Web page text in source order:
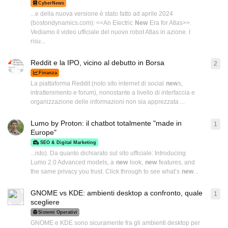
CyberNews
...e della nuova versione è stato fatto ad aprile 2024
(bostondynamics.com): <<An Electric New Era for Atlas>>.
Vediamo il video ufficiale del nuovo robot Atlas in azione. I
risu...
Reddit e la IPO, vicino al debutto in Borsa
Finanza
La piattaforma Reddit (noto sito internet di social news,
intrattenimento e forum), nonostante a livello di interfaccia e
organizzazione delle informazioni non sia apprezzata ...
2
Lumo by Proton: il chatbot totalmente "made in
Europe"
SEO & Digital Marketing
...isto). Da quanto dichiarato sul sito ufficiale: Introducing
Lumo 2.0 Advanced models, a new look, new features, and
the same privacy you trust. Click through to see what’s new...
1
GNOME vs KDE: ambienti desktop a confronto, quale
scegliere
Sistemi Operativi
GNOME e KDE sono sicuramente fra gli ambienti desktop per
1